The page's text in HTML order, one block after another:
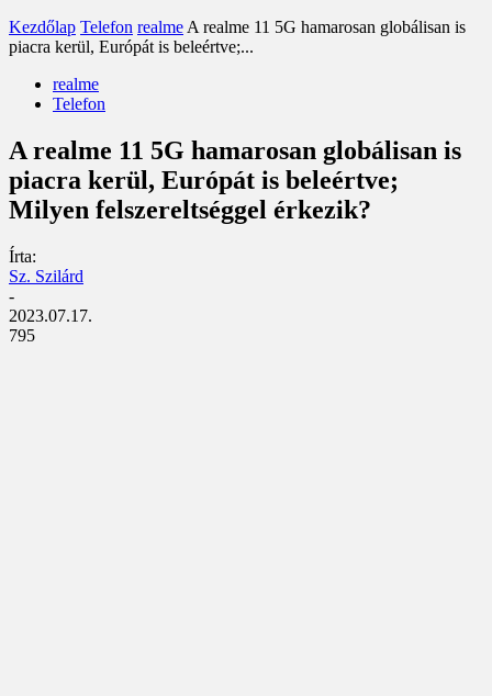
Kezdőlap Telefon realme A realme 11 5G hamarosan globálisan is
piacra kerül, Európát is beleértve;...
realme
Telefon
A realme 11 5G hamarosan globálisan is
piacra kerül, Európát is beleértve;
Milyen felszereltséggel érkezik?
Írta:
Sz. Szilárd
-
2023.07.17.
795